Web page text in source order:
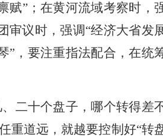
赋”；在黄河流域考察时，
审议时，强调“经济大省发
”，要注重指法配合，在统
二十个盘子，哪个转得差
重道远，就越要控制好“转